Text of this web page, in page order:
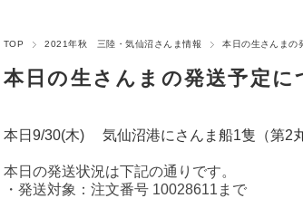
TOP 2021年秋 三陸・気仙沼さんま情報 本日の生さんまの
本日の生さんまの発送予定に
本日9/30(木) 気仙沼港にさんま船1隻（第2
本日の発送状況は下記の通りです。
・発送対象：注文番号 10028611まで